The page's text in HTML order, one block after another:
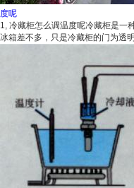
度呢
1, 冷藏柜怎么调温度呢冷藏柜是一
冰箱差不多，只是冷藏柜的门为透